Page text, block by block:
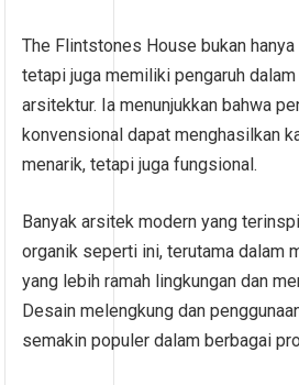
The Flintstones House bukan
tetapi juga memiliki pengaruh
arsitektur. Ia menunjukkan bahwa
konvensional dapat menghasilkan
menarik, tetapi juga fungsional.
Banyak arsitek modern yang
organik seperti ini, terutama dalam
yang lebih ramah lingkungan dan
Desain melengkung dan
semakin populer dalam berbagai